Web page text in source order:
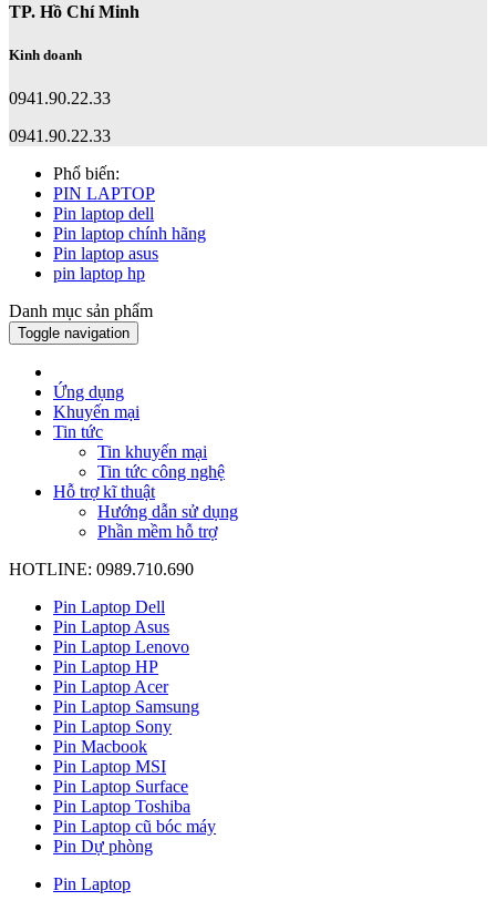
TP. Hồ Chí Minh
Kinh doanh
0941.90.22.33
0941.90.22.33
Phổ biến:
PIN LAPTOP
Pin laptop dell
Pin laptop chính hãng
Pin laptop asus
pin laptop hp
Danh mục sản phẩm
Toggle navigation
Ứng dụng
Khuyến mại
Tin tức
Tin khuyến mại
Tin tức công nghệ
Hỗ trợ kĩ thuật
Hướng dẫn sử dụng
Phần mềm hỗ trợ
HOTLINE: 0989.710.690
Pin Laptop Dell
Pin Laptop Asus
Pin Laptop Lenovo
Pin Laptop HP
Pin Laptop Acer
Pin Laptop Samsung
Pin Laptop Sony
Pin Macbook
Pin Laptop MSI
Pin Laptop Surface
Pin Laptop Toshiba
Pin Laptop cũ bóc máy
Pin Dự phòng
Pin Laptop